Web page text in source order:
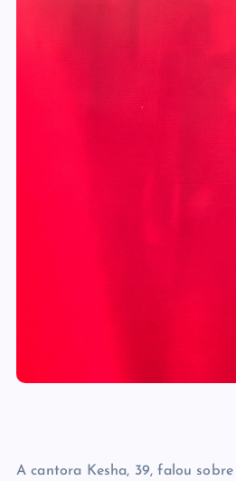
A cantora Kesha, 39, falou